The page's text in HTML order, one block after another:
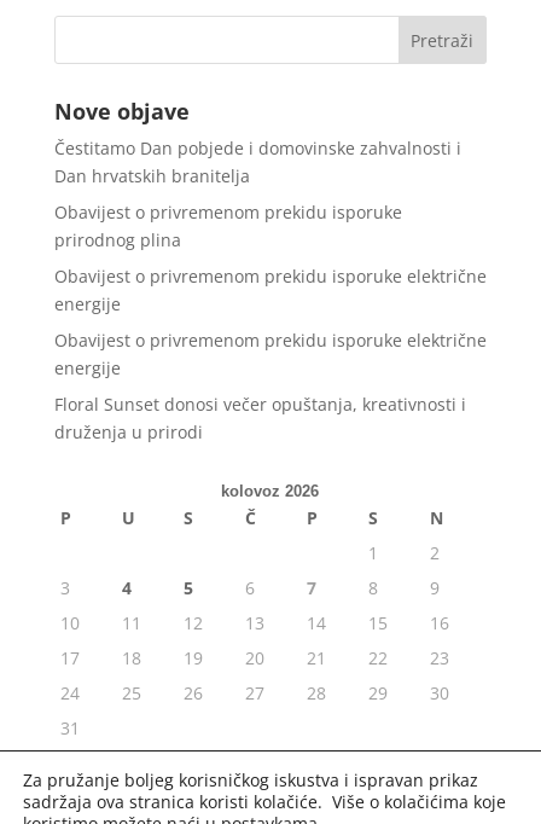
Nove objave
Čestitamo Dan pobjede i domovinske zahvalnosti i
Dan hrvatskih branitelja
Obavijest o privremenom prekidu isporuke
prirodnog plina
Obavijest o privremenom prekidu isporuke električne
energije
Obavijest o privremenom prekidu isporuke električne
energije
Floral Sunset donosi večer opuštanja, kreativnosti i
druženja u prirodi
kolovoz 2026
P U S Č P S
N
1
2
3
4 5 6 7 8
9
10
11 12 13 14 15
16
17
18 19 20 21 22
23
24
25 26 27 28 29
30
31
« srp
Za pružanje boljeg korisničkog iskustva i ispravan prikaz
sadržaja ova stranica koristi kolačiće. Više o kolačićima koje